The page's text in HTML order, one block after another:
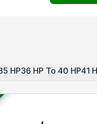
HP36 HP To 40 HP41